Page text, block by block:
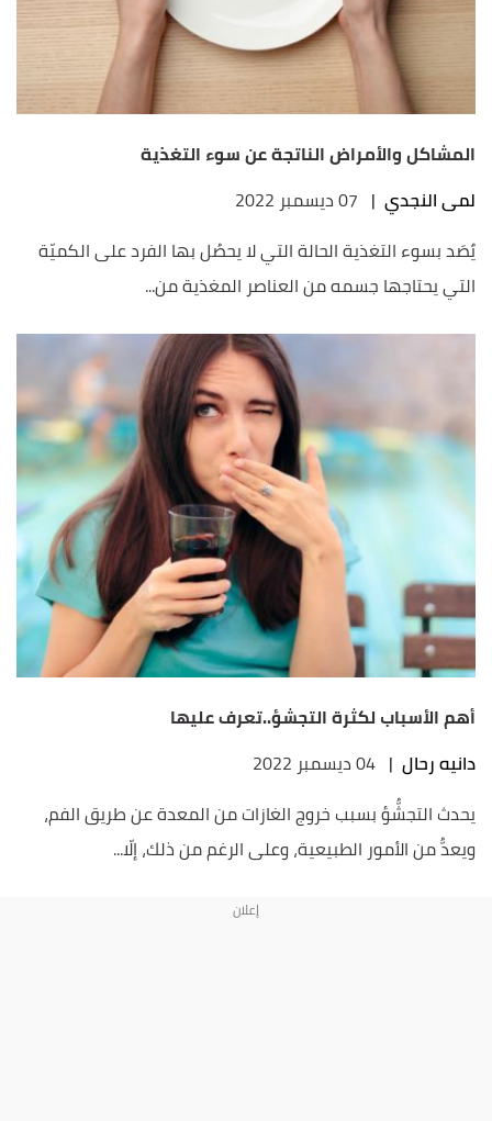
المشاكل والأمراض الناتجة عن سوء التغذية
لمى النجدي | 07 ديسمبر 2022
يٌصَد بسوء التغذية الحالة التي لا يحصُل بها الفرد على الكميّة
التي يحتاجها جسمه من العناصر المغذية من...
أهم الأسباب لكثرة التجشؤ..تعرف عليها
دانيه رحال | 04 ديسمبر 2022
يحدث التجشُّؤ بسبب خروج الغازات من المعدة عن طريق الفم،
ويعدُّ من الأمور الطبيعية، وعلى الرغم من ذلك، إلّا...